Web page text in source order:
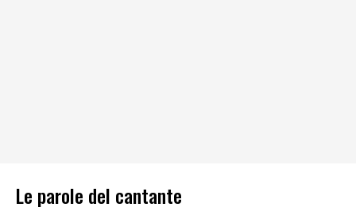
Le parole del cantante